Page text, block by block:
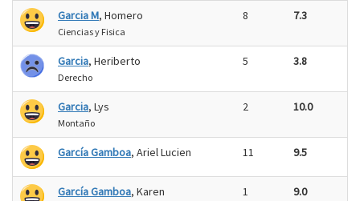
Garcia M, Homero
Ciencias y Fisica
8 7.3
Garcia, Heriberto
Derecho
5 3.8
Garcia, Lys
Montaño
2 10.0
García Gamboa, Ariel Lucien 11 9.5
García Gamboa, Karen 1 9.0